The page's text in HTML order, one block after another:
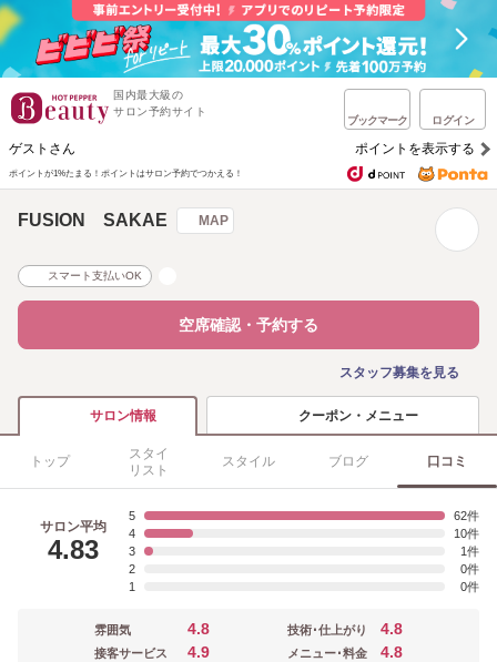
国内最大級の
サロン予約サイト
ブックマーク ログイン
ゲストさん ポイントを表示する
ポイントが1%たまる！ ポイントはサロン予約でつかえる！
FUSION SAKAE MAP
スマート支払いOK
空席確認・予約する
スタッフ募集を見る
サロン情報 クーポン・メニュー
トップ
スタイ
リスト
スタイル ブログ 口コミ
サロン平均
4.83
5
62
4
10
3
1
2
0
1
0
雰囲気 4.8
接客サービス 4.9
技術･仕上がり 4.8
メニュー･料金 4.8